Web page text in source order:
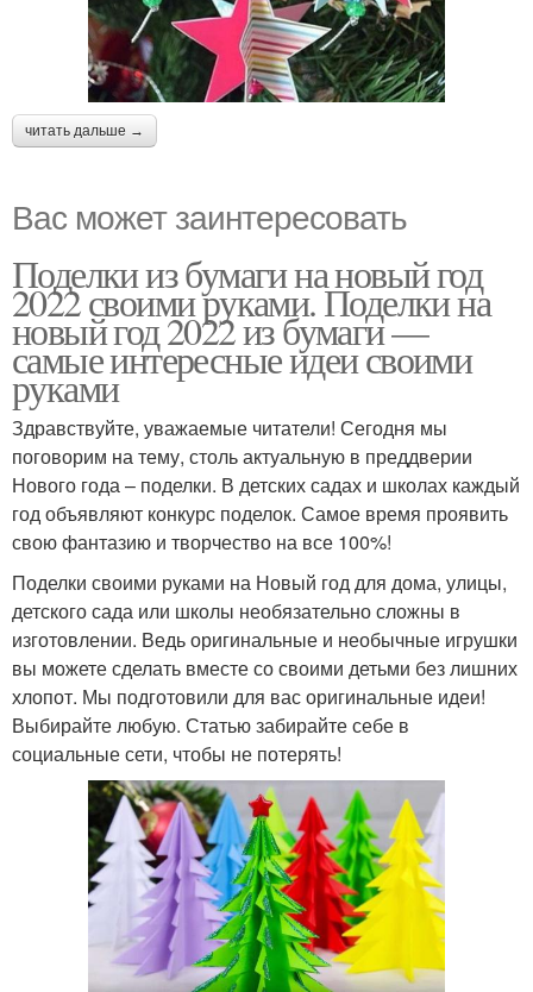
читать дальше →
Вас может заинтересовать
Поделки из бумаги на новый год
2022 своими руками. Поделки на
новый год 2022 из бумаги —
самые интересные идеи своими
руками
Здравствуйте, уважаемые читатели! Сегодня мы
поговорим на тему, столь актуальную в преддверии
Нового года – поделки. В детских садах и школах каждый
год объявляют конкурс поделок. Самое время проявить
свою фантазию и творчество на все 100%!
Поделки своими руками на Новый год для дома, улицы,
детского сада или школы необязательно сложны в
изготовлении. Ведь оригинальные и необычные игрушки
вы можете сделать вместе со своими детьми без лишних
хлопот. Мы подготовили для вас оригинальные идеи!
Выбирайте любую. Статью забирайте себе в
социальные сети, чтобы не потерять!